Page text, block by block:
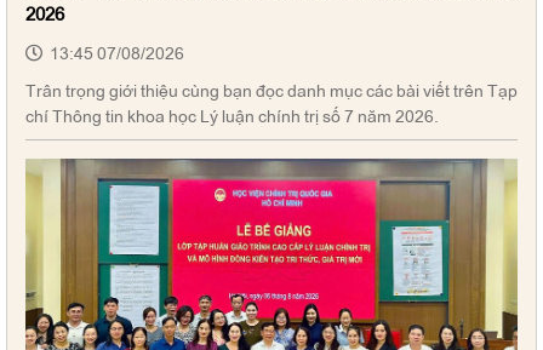
2026
13:45 07/08/2026
Trân trọng giới thiệu cùng bạn đọc danh mục các bài viết trên Tạp
chí Thông tin khoa học Lý luận chính trị số 7 năm 2026.